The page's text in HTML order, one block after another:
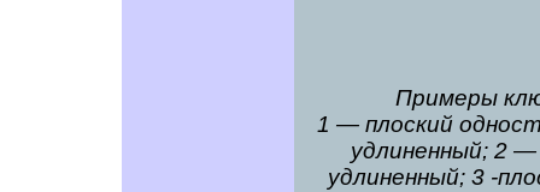
Примеры
1 — плоский
удлиненный; 2
удлиненный; 3 -